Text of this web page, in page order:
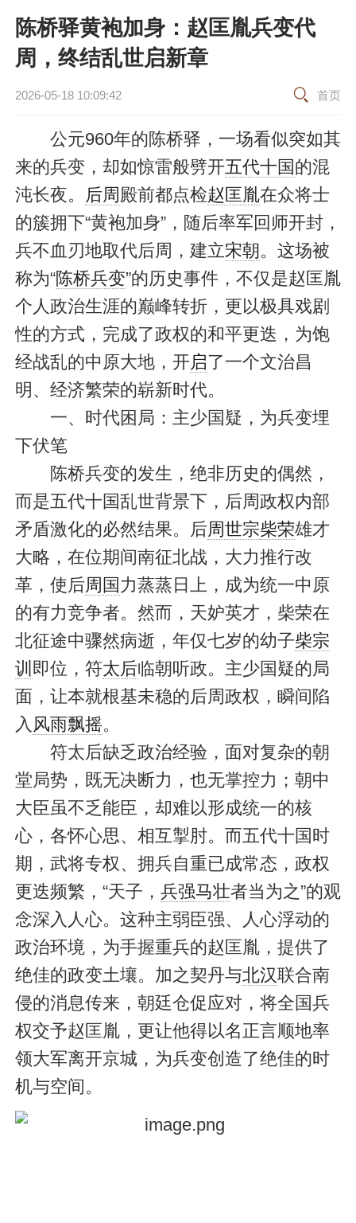
陈桥驿黄袍加身：赵匡胤兵变代
周，终结乱世启新章
2026-05-18 10:09:42 首页
公元960年的陈桥驿，一场看似突如其
来的兵变，却如惊雷般劈开五代十国的混
沌长夜。 后周殿前都点检赵匡胤在众将士
的簇拥下“黄袍加身”，随后率军回师开封，
兵不血刃地取代后周，建立宋朝。这场被
称为“陈桥兵变”的历史事件，不仅是赵匡胤
个人政治生涯的巅峰转折，更以极具戏剧
性的方式，完成了政权的和平更迭，为饱
经战乱的中原大地，开启了一个文治昌
明、经济繁荣的崭新时代。
一、时代困局：主少国疑，为兵变埋
下伏笔
陈桥兵变的发生，绝非历史的偶然，
而是五代十国乱世背景下，后周政权内部
矛盾激化的必然结果。后周世宗柴荣雄才
大略，在位期间南征北战，大力推行改
革，使后周国 力蒸蒸日上，成为统一中原
的有力竞争者。然而，天妒英才，柴荣在
北征途中骤然病逝，年仅七岁的幼子柴宗
训 即位，符太后临朝听政。主少国疑的局
面，让本就根基未稳的后周政权，瞬间陷
入 风雨飘摇。
符太后缺乏政治经验，面对复杂的朝
堂局势，既无决断力，也无掌控力；朝中
大臣虽不乏能臣，却难以形成统一的核
心，各怀心思、相互掣肘。而五代十国时
期，武将专权、拥兵自重已成常态，政权
更迭频繁，“天子， 兵强马壮者当为之”的观
念深入人心。这种主弱臣强、人心浮动的
政治环境，为手握重兵的赵匡胤，提供了
绝佳的政变土壤。加之契丹与北汉联合南
侵的消息传来，朝廷仓促应对，将全国兵
权交予赵匡胤，更让他得以名正言顺地率
领大军离开京城，为兵变创造了绝佳的时
机与空间。